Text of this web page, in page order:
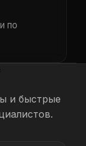
по
и быстрые